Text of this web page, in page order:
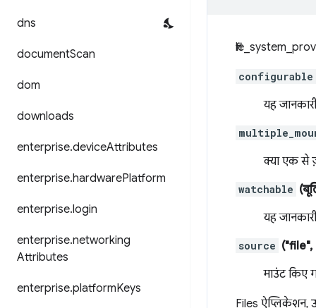
dns
documentScan
dom
downloads
enterprise.deviceAttributes
enterprise.hardwarePlatform
enterprise.login
enterprise.networking
Attributes
enterprise.platformKeys
configurable
यह
क्या एक से
watchable
यह
source
माउंट किए
Files ऐप्लिकेशन,